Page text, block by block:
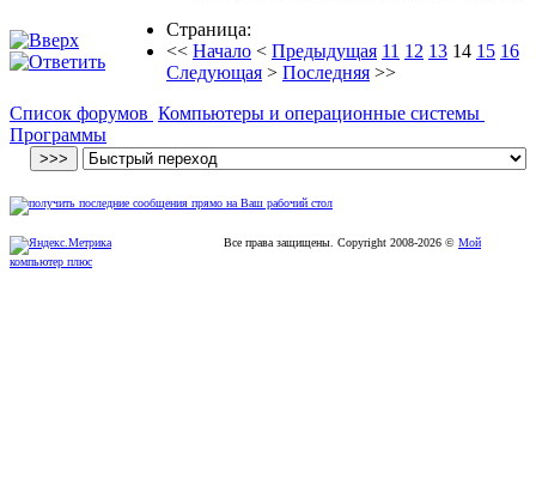
Страница:
<< Начало < Предыдущая 11 12 13 14 15 16
Следующая > Последняя >>
Список форумов Компьютеры и операционные системы
Программы
Все права защищены. Copyright 2008-2026 © Мой
компьютер плюс